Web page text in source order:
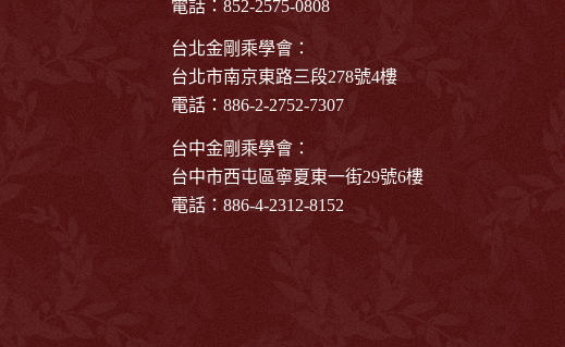
電話：852-2575-0808
台北金剛乘學會：
台北市南京東路三段278號4樓
電話：886-2-2752-7307
台中金剛乘學會：
台中市西屯區寧夏東一街29號6樓
電話：886-4-2312-8152